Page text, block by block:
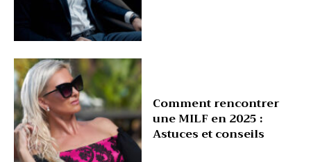
Comment rencontrer
une MILF en 2025 :
Astuces et conseils